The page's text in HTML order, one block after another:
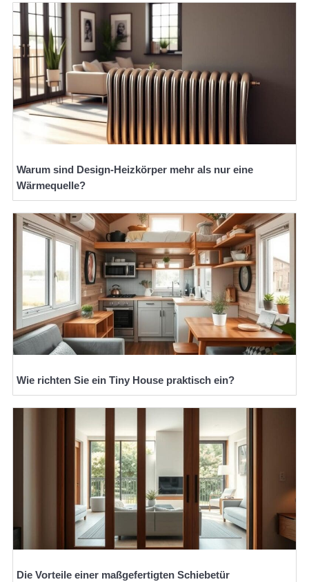
Warum sind Design-Heizkörper mehr als nur eine
Wärmequelle?
Wie richten Sie ein Tiny House praktisch ein?
Die Vorteile einer maßgefertigten Schiebetür